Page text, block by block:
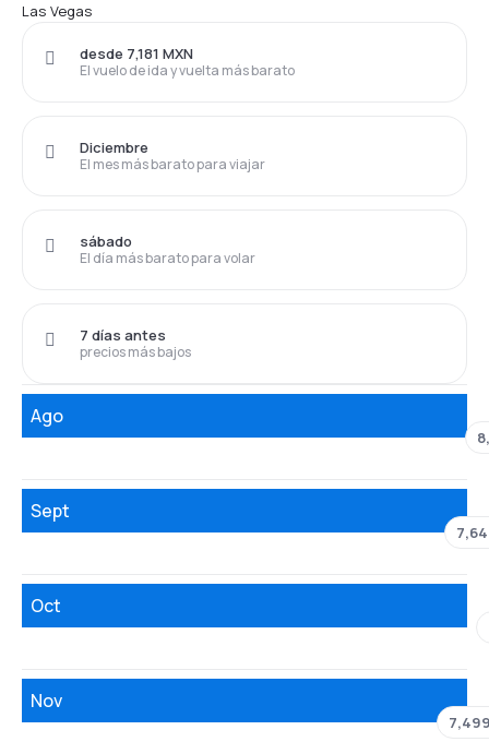
Las Vegas
El vuelo de ida y vuelta más barato
desde 7,181 MXN
El mes más barato para viajar
Diciembre
El día más barato para volar
sábado
precios más bajos
7 días antes
Ago
Sept
Oct
Nov